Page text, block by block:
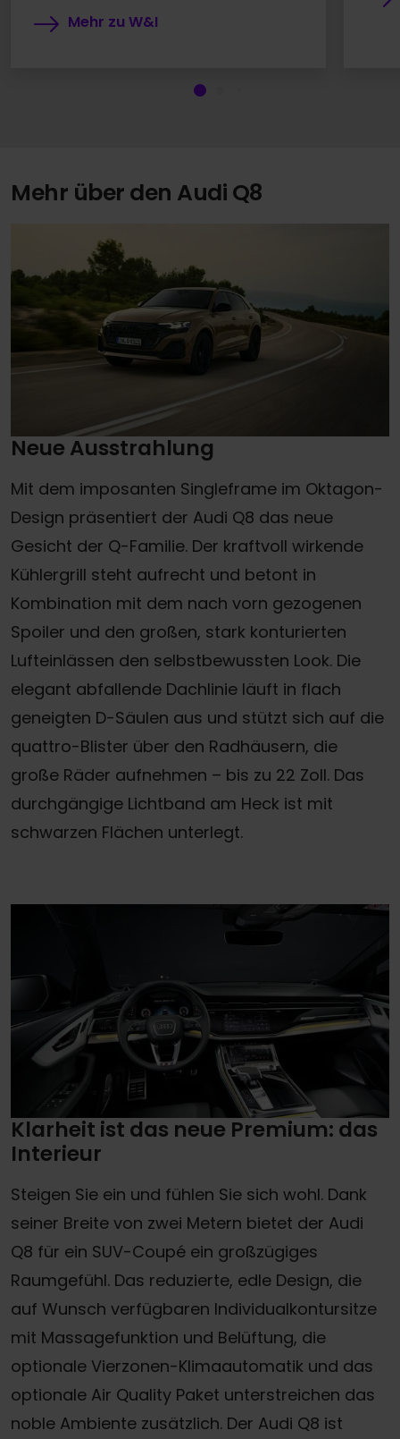
Mehr zu W&I
Mehr über den Audi Q8
Neue Ausstrahlung
Mit dem imposanten Singleframe im Oktagon-
Design präsentiert der Audi Q8 das neue
Gesicht der Q-Familie. Der kraftvoll wirkende
Kühlergrill steht aufrecht und betont in
Kombination mit dem nach vorn gezogenen
Spoiler und den großen, stark konturierten
Lufteinlässen den selbstbewussten Look. Die
elegant abfallende Dachlinie läuft in flach
geneigten D-Säulen aus und stützt sich auf die
quattro-Blister über den Radhäusern, die
große Räder aufnehmen – bis zu 22 Zoll. Das
durchgängige Lichtband am Heck ist mit
schwarzen Flächen unterlegt.
Klarheit ist das neue Premium: das
Interieur
Steigen Sie ein und fühlen Sie sich wohl. Dank
seiner Breite von zwei Metern bietet der Audi
Q8 für ein SUV-Coupé ein großzügiges
Raumgefühl. Das reduzierte, edle Design, die
auf Wunsch verfügbaren Individualkontursitze
mit Massagefunktion und Belüftung, die
optionale Vierzonen-Klimaautomatik und das
optionale Air Quality Paket unterstreichen das
noble Ambiente zusätzlich. Der Audi Q8 ist